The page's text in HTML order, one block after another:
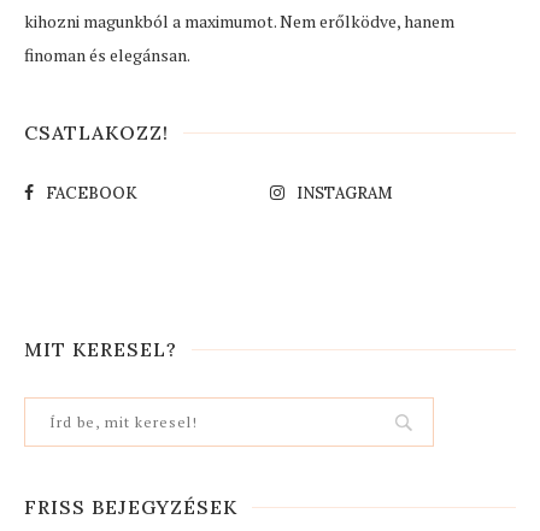
kihozni magunkból a maximumot. Nem erőlködve, hanem
finoman és elegánsan.
CSATLAKOZZ!
FACEBOOK INSTAGRAM
MIT KERESEL?
FRISS BEJEGYZÉSEK